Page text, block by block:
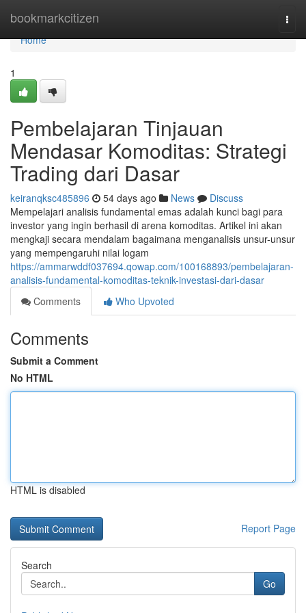
bookmarkcitizen
Home
Home
1
Pembelajaran Tinjauan
Mendasar Komoditas: Strategi
Trading dari Dasar
keiranqksc485896 54 days ago News
Discuss
Mempelajari analisis fundamental emas adalah kunci bagi para
investor yang ingin berhasil di arena komoditas. Artikel ini akan
mengkaji secara mendalam bagaimana menganalisis unsur-unsur
yang mempengaruhi nilai logam
https://ammarwddf037694.qowap.com/100168893/pembelajaran-
analisis-fundamental-komoditas-teknik-investasi-dari-dasar
Comments
Who Upvoted
Comments
Submit a Comment
No HTML
HTML is disabled
Report Page
Search
Go